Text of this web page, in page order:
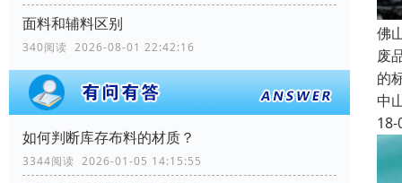
面料和辅料区别
340阅读 2026-08-01 22:42:16
如何判断库存布料的材质？
3344阅读 2026-01-05 14:15:55
佛
废
的
中
18-